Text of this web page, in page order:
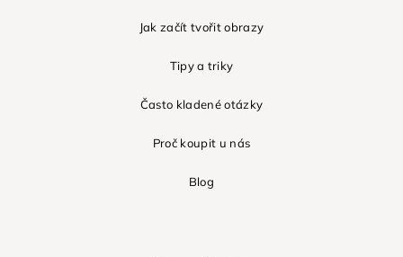
Jak začít tvořit obrazy
Tipy a triky
Často kladené otázky
Proč koupit u nás
Blog